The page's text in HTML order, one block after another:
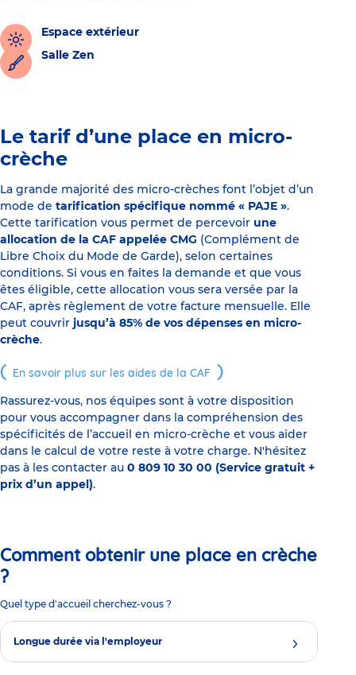
Espace extérieur
Salle Zen
Le tarif d’une place en micro-
crèche
La grande majorité des micro-crèches font l’objet d’un
mode de tarification spécifique nommé « PAJE ».
Cette tarification vous permet de percevoir une
allocation de la CAF appelée CMG (Complément de
Libre Choix du Mode de Garde), selon certaines
conditions. Si vous en faites la demande et que vous
êtes éligible, cette allocation vous sera versée par la
CAF, après règlement de votre facture mensuelle. Elle
peut couvrir jusqu’à 85% de vos dépenses en micro-
crèche.
En savoir plus sur les aides de la CAF
Rassurez-vous, nos équipes sont à votre disposition
pour vous accompagner dans la compréhension des
spécificités de l’accueil en micro-crèche et vous aider
dans le calcul de votre reste à votre charge. N'hésitez
pas à les contacter au 0 809 10 30 00 (Service gratuit +
prix d’un appel).
Comment obtenir une place en crèche
?
Quel type d'accueil cherchez-vous ?
Longue durée via l'employeur